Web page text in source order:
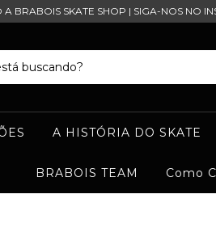
BRABOIS SKATE SHOP | SIGA-NOS NO
A HISTÓRIA DO SKATE
BRABOIS TEAM Como